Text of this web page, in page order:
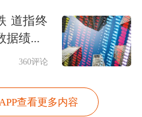
内卷”政策有效抑制
出清并促使价格回
币政策仍维持偏宽
道指终
据绩...
360评论
查看更多内容